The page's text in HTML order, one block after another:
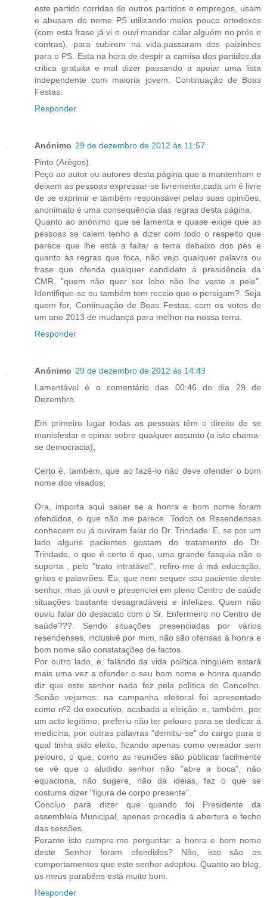
este partido corridas de outros partidos e empregos, usam
e abusam do nome PS utilizando meios pouco ortodoxos
(com esta frase já vi e ouvi mandar calar alguém no prós e
contras), para subirem na vida,passaram dos paizinhos
para o PS. Esta na hora de despir a camisa dos partidos,da
critica gratuita e mal dizer passando a apoiar uma lista
independente com maioria jovem. Continuação de Boas
Festas.
Responder
Anónimo 29 de dezembro de 2012 às 11:57
Pinto (Arêgos).
Peço ao autor ou autores desta página que a mantenham e
deixem as pessoas expressar-se livremente,cada um é livre
de se exprimir e também responsável pelas suas opiniões,
anonimato é uma consequência das regras desta página.
Quanto ao anónimo que se lamenta e quase exige que as
pessoas se calem tenho a dizer com todo o respeito que
parece que lhe está a faltar a terra debaixo dos pés e
quanto ás regras que foca, não vejo qualquer palavra ou
frase que ofenda qualquer candidato á presidência da
CMR, "quem não quer ser lobo não lhe veste a pele".
Identifique-se ou também tem receio que o persigam?. Seja
quem for, Continuação de Boas Festas, com os votos de
um ano 2013 de mudança para melhor na nossa terra.
Responder
Anónimo 29 de dezembro de 2012 às 14:43
Lamentável é o comentário das 00:46 do dia 29 de
Dezembro.
Em primeiro lugar todas as pessoas têm o direito de se
manisfestar e opinar sobre qualquer assunto (a isto chama-
se democracia);
Certo é, também, que ao fazê-lo não deve ofender o bom
nome dos visados;
Ora, importa aqui saber se a honra e bom nome foram
ofendidos, o que não me parece. Todos os Resendenses
conhecem ou já ouviram falar do Dr. Trindade. E, se por um
lado alguns pacientes gostam do tratamento do Dr.
Trindade, o que é certo é que, uma grande fasquia não o
suporta , pelo "trato intratável", refiro-me á má educação,
gritos e palavrões. Eu, que nem sequer sou paciente deste
senhor, mas já ouvi e presenciei em pleno Centro de saúde
situações bastante desagradáveis e infelizes. Quem não
ouviu falar do desacato com o Sr. Enfermeiro no Centro de
saúde???. Sendo situações presenciadas por vários
resendenses, inclusivé por mim, não são ofensas á honra e
bom nome são constatações de factos.
Por outro lado, e, falando da vida política ninguém estará
mais uma vez a ofender o seu bom nome e honra quando
diz que este senhor nada fez pela política do Concelho.
Senão vejamos: na campanha eleitoral foi apresentado
como nº2 do executivo, acabada a eleição, e, também, por
um acto legítimo, preferiu não ter pelouro para se dedicar á
medicina, por outras palavras "demitiu-se" do cargo para o
qual tinha sido eleito, ficando apenas como vereador sem
pelouro, o que, como as reuniões são públicas facilmente
se vê que o aludido senhor não "abre a boca", não
equaciona, não sugere, não dá ideias, faz o que se
costuma dizer "figura de corpo presente".
Concluo para dizer que quando foi Presidente da
assembleia Municipal, apenas procedia á abertura e fecho
das sessões.
Perante isto cumpre-me perguntar: a honra e bom nome
deste Senhor foram ofendidos? Não, isto são os
comportamentos que este senhor adoptou. Quanto ao blog,
os meus parabéns está muito bom.
Responder